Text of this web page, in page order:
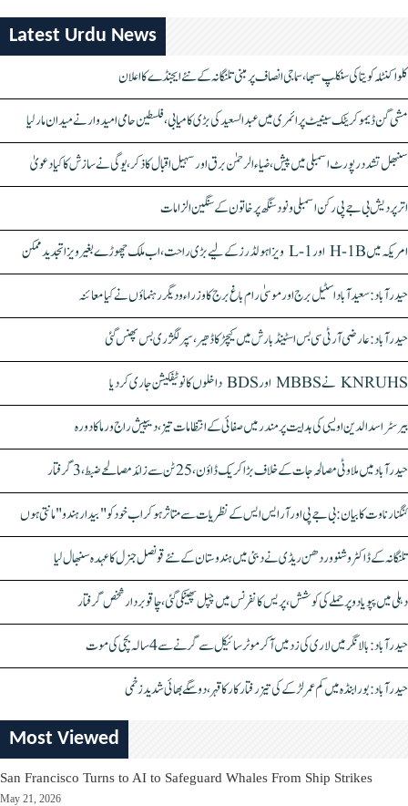
Latest Urdu News
کلواکنٹلہ کویتا کی سنکلپ سبھا، سماجی انصاف پر مبنی تلنگانہ کے نئے ایجنڈے کا اعلان
مشی گن ڈیموکریٹک سینیٹ پرائمری میں عبدالسعید کی بڑی کامیابی، فلسطین حامی امیدوار نے میدان مار لیا
سنبھل تشدد رپورٹ اسمبلی میں پیش، ضیاء الرحمٰن برق اور سہیل اقبال کا ذکر، یوگی نے سازش کا کیا دعویٰ
اتر پردیش بی جے پی رکن اسمبلی ونود سنگھ پر خاتون کے سنگین الزامات
امریکہ میں H-1B اور L-1 ویزا ہولڈرز کے لیے بڑی راحت، اب ملک چھوڑے بغیر ویزا تجدید ممکن
حیدرآباد: سعیدآباد اسٹیل برج اور موسیٰ رام باغ برج کا وزراء و دیگر رہنماؤں نے کیا معائنہ
حیدرآباد: عارضی آر ٹی سی بس اسٹینڈ بارش میں کیچڑ کا ڈھیر، سپر لگژری بس پھنس گئی
KNRUHS نے MBBS اور BDS داخلوں کا نوٹیفکیشن جاری کر دیا
بیرسٹر اسدالدین اویسی کی ہدایت پر مندر میں صفائی کے انتظامات تیز، دیپیش راج ورما کا دورہ
حیدرآباد میں ملاوٹی مصالحہ جات کے خلاف بڑا کریک ڈاؤن، 25 ٹن سے زائد مصالحے ضبط، 3 گرفتار
کنگنا رناوت کا بیان: بی جے پی اور آر ایس ایس کے نظریات سے متاثر ہو کر اب خود کو "بیدار ہندو" مانتی ہوں
تلنگانہ کے ڈاکٹر وشنو وردھن ریڈی نے دبئی میں ہندوستان کے نئے قونصل جنرل کا عہدہ سنبھال لیا
دہلی میں پپو یادو پر حملے کی کوشش، پریس کانفرنس میں چپل پھینکی گئی، چاقو بردار شخص گرفتار
حیدرآباد: بالا نگر میں لاری کی زد میں آکر موٹرسائیکل سے گرنے سے 4 سالہ بچی کی موت
حیدرآباد: بورابنڈہ میں کم عمر لڑکے کی تیز رفتار کار کا قہر، دو سگے بھائی شدید زخمی
Most Viewed
San Francisco Turns to AI to Safeguard Whales From Ship Strikes
May 21, 2026